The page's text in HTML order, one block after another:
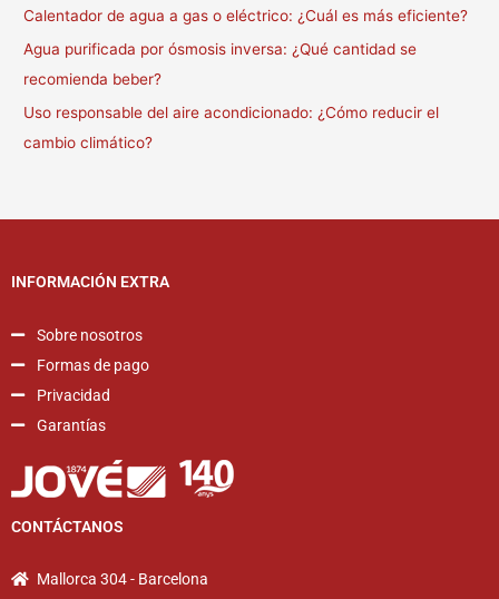
Calentador de agua a gas o eléctrico: ¿Cuál es más eficiente?
Agua purificada por ósmosis inversa: ¿Qué cantidad se
recomienda beber?
Uso responsable del aire acondicionado: ¿Cómo reducir el
cambio climático?
INFORMACIÓN EXTRA
Sobre nosotros
Formas de pago
Privacidad
Garantías
CONTÁCTANOS
Mallorca 304 - Barcelona